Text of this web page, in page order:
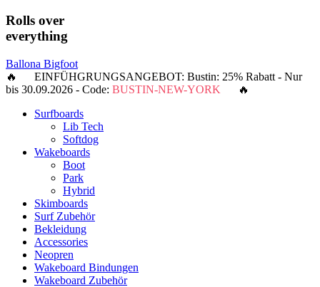
Rolls over
everything
Ballona Bigfoot
🔥 EINFÜHGRUNGSANGEBOT: Bustin: 25% Rabatt - Nur
bis 30.09.2026 - Code: BUSTIN-NEW-YORK 🔥
Surfboards
Lib Tech
Softdog
Wakeboards
Boot
Park
Hybrid
Skimboards
Surf Zubehör
Bekleidung
Accessories
Neopren
Wakeboard Bindungen
Wakeboard Zubehör